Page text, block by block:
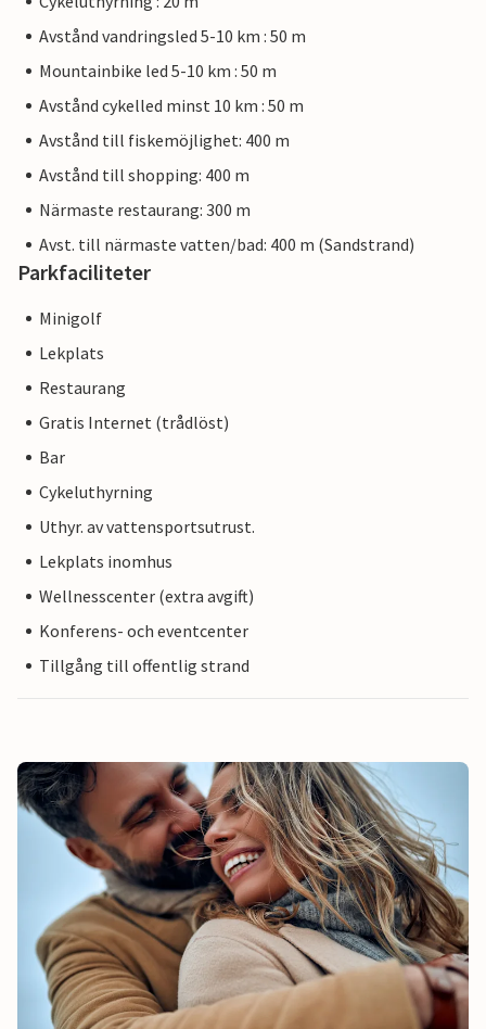
Avstånd vandringsled 5-10 km : 50 m
Mountainbike led 5-10 km : 50 m
Avstånd cykelled minst 10 km : 50 m
Avstånd till fiskemöjlighet: 400 m
Avstånd till shopping: 400 m
Närmaste restaurang: 300 m
Avst. till närmaste vatten/bad: 400 m (Sandstrand)
Parkfaciliteter
Minigolf
Lekplats
Restaurang
Gratis Internet (trådlöst)
Bar
Cykeluthyrning
Uthyr. av vattensportsutrust.
Lekplats inomhus
Wellnesscenter (extra avgift)
Konferens- och eventcenter
Tillgång till offentlig strand